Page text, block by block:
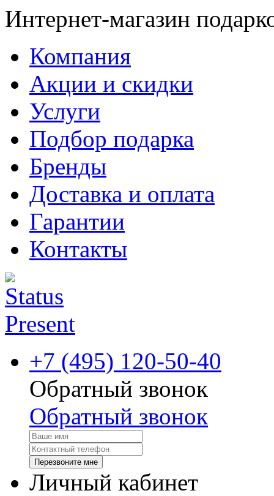
Интернет-магазин
Компания
Акции и скидки
Услуги
Подбор подарка
Бренды
Доставка и оплата
Гарантии
Контакты
+7 (495) 120-50-40
Обратный звонок
Обратный звонок
Перезвоните мне
Личный кабинет